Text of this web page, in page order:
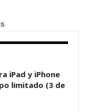
iPad y iPhone
limitado (3 de